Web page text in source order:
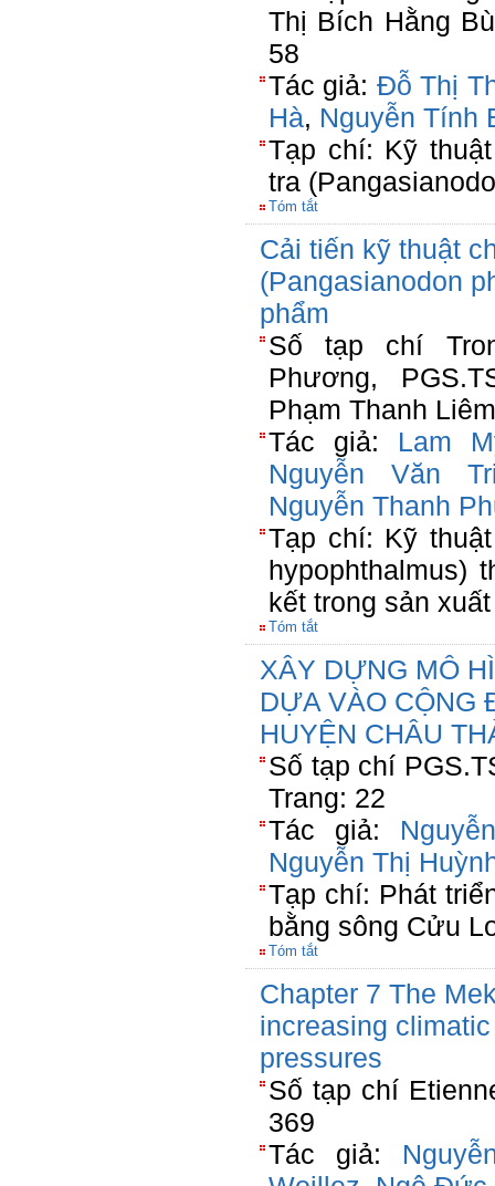
Thị Bích Hằng
58
Tác giả: Đỗ Thị
Hà, Nguyễn Tính
Tạp chí: Kỹ
tra
Tóm tắt
Cải tiến kỹ thuật
(Pangasianodon
phẩm
Số tạp chí
Phương,
Phạm Thanh
Tác giả: Lam
Nguyễn Văn
Nguyễn Thanh
Tạp chí: Kỹ
hypophthalmus)
kết trong sản xuất
Tóm tắt
XÂY DỰNG MÔ
DỰA VÀO CỘNG
HUYỆN CHÂU
Số tạp chí
Trang: 22
Tác giả:
Nguyễn Thị
Tạp chí: Phát
bằng sông Cửu
Tóm tắt
Chapter 7 The
increasing
pressures
Số tạp chí
369
Tác giả: